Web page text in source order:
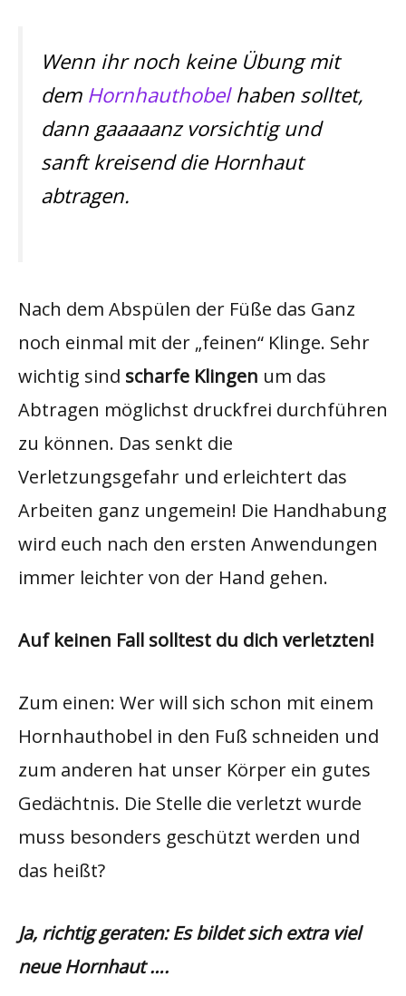
Wenn ihr noch keine Übung mit
dem Hornhauthobelhaben solltet,
dann gaaaaanz vorsichtig und
sanft kreisend die Hornhaut
abtragen.
Nach dem Abspülen der Füße das Ganz
noch einmal mit der „feinen“ Klinge. Sehr
wichtig sind scharfe Klingen um das
Abtragen möglichst druckfrei durchführen
zu können. Das senkt die
Verletzungsgefahr und erleichtert das
Arbeiten ganz ungemein! Die Handhabung
wird euch nach den ersten Anwendungen
immer leichter von der Hand gehen.
Auf keinen Fall solltest du dich verletzten!
Zum einen: Wer will sich schon mit einem
Hornhauthobel in den Fuß schneiden und
zum anderen hat unser Körper ein gutes
Gedächtnis. Die Stelle die verletzt wurde
muss besonders geschützt werden und
das heißt?
Ja, richtig geraten: Es bildet sich extra viel
neue Hornhaut ….